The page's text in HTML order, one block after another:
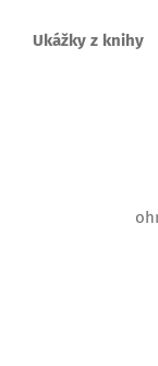
Ukážky z knihy